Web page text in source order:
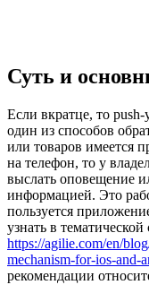
Суть и
Если вкратце, то
один из способов
или товаров имеется
на телефон, то у
выслать оповещение
информацией. Это
пользуется
узнать в
https://agilie.com/en/
mechanism-for-ios-and-
рекомендации